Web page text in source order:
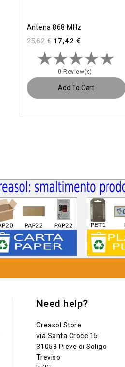
Antena 868 MHz
25,62 € 17,42 €
0 Review(s)
Add To Cart
Need help?
Creasol Store
via Santa Croce 15
31053 Pieve di Soligo
Treviso